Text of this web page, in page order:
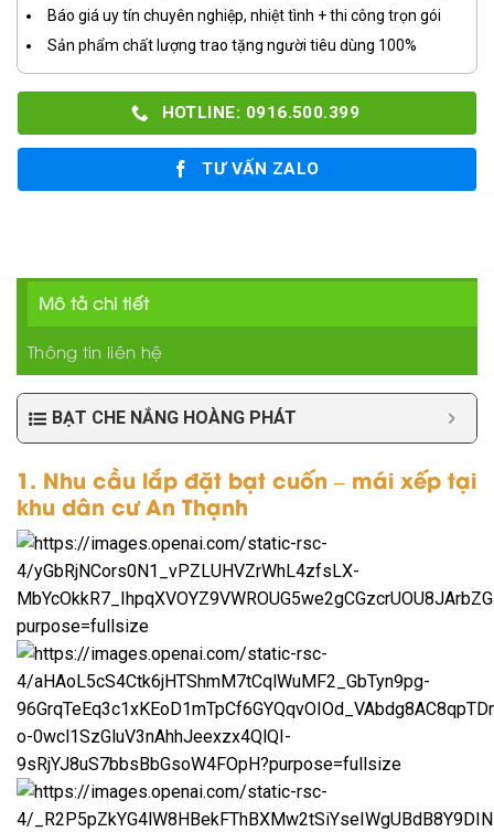
Báo giá uy tín chuyên nghiệp, nhiệt tình + thi công trọn gói
Sản phẩm chất lượng trao tặng người tiêu dùng 100%
HOTLINE: 0916.500.399
TƯ VẤN ZALO
Mô tả chi tiết
Thông tin liên hệ
BẠT CHE NẮNG HOÀNG PHÁT
1. Nhu cầu lắp đặt bạt cuốn – mái xếp tại
khu dân cư An Thạnh